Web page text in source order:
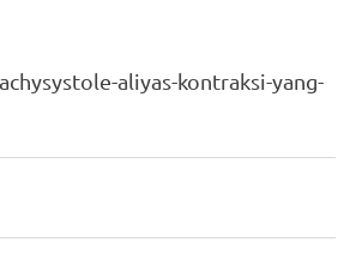
aliyas-kontraksi-yang-